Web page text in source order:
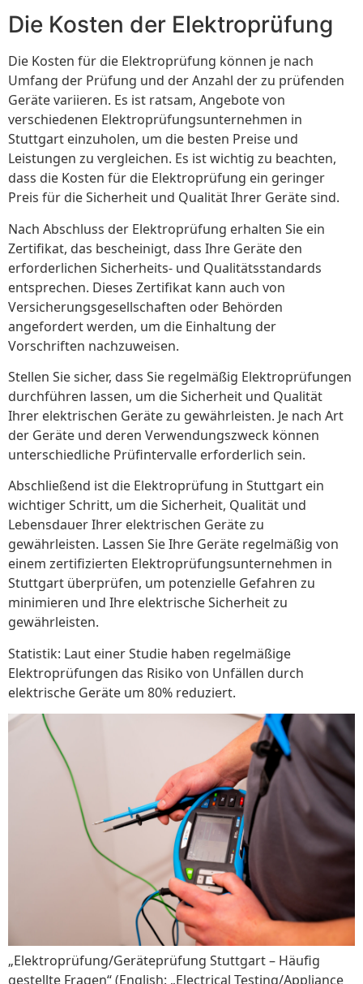
Die Kosten der Elektroprüfung
Die Kosten für die Elektroprüfung können je nach
Umfang der Prüfung und der Anzahl der zu prüfenden
Geräte variieren. Es ist ratsam, Angebote von
verschiedenen Elektroprüfungsunternehmen in
Stuttgart einzuholen, um die besten Preise und
Leistungen zu vergleichen. Es ist wichtig zu beachten,
dass die Kosten für die Elektroprüfung ein geringer
Preis für die Sicherheit und Qualität Ihrer Geräte sind.
Nach Abschluss der Elektroprüfung erhalten Sie ein
Zertifikat, das bescheinigt, dass Ihre Geräte den
erforderlichen Sicherheits- und Qualitätsstandards
entsprechen. Dieses Zertifikat kann auch von
Versicherungsgesellschaften oder Behörden
angefordert werden, um die Einhaltung der
Vorschriften nachzuweisen.
Stellen Sie sicher, dass Sie regelmäßig Elektroprüfungen
durchführen lassen, um die Sicherheit und Qualität
Ihrer elektrischen Geräte zu gewährleisten. Je nach Art
der Geräte und deren Verwendungszweck können
unterschiedliche Prüfintervalle erforderlich sein.
Abschließend ist die Elektroprüfung in Stuttgart ein
wichtiger Schritt, um die Sicherheit, Qualität und
Lebensdauer Ihrer elektrischen Geräte zu
gewährleisten. Lassen Sie Ihre Geräte regelmäßig von
einem zertifizierten Elektroprüfungsunternehmen in
Stuttgart überprüfen, um potenzielle Gefahren zu
minimieren und Ihre elektrische Sicherheit zu
gewährleisten.
Statistik: Laut einer Studie haben regelmäßige
Elektroprüfungen das Risiko von Unfällen durch
elektrische Geräte um 80% reduziert.
„Elektroprüfung/Geräteprüfung Stuttgart – Häufig
gestellte Fragen“ (English: „Electrical Testing/Appliance